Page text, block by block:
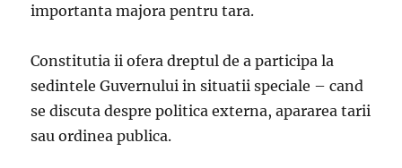
importanta majora pentru tara.
Constitutia ii ofera dreptul de a participa la
sedintele Guvernului in situatii speciale – cand
se discuta despre politica externa, apararea tarii
sau ordinea publica.